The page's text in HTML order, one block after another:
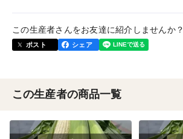
この生産者さんをお友達に紹介しませんか？
ポスト シェア
この生産者の商品一覧